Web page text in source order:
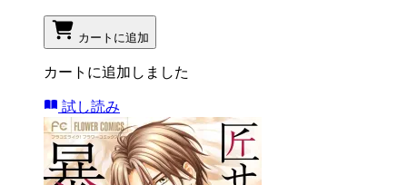
カートに追加
カートに追加しました
試し読み